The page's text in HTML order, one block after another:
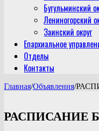
Бугульминский
Лениногорский
Заинский округ
Епархиальное
Отделы
Контакты
Главная/Объявления/
РАСПИСАНИЕ